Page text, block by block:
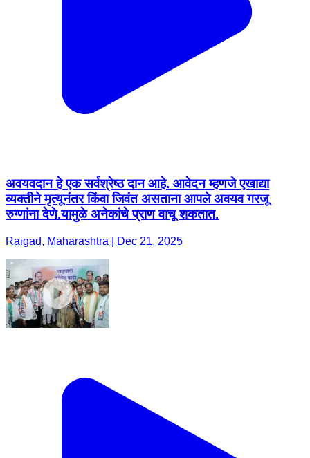
अवयवदान हे एक सर्वश्रेष्ठ दान आहे. आवेदन म्हणजे एखाद्या
व्यक्तीने मृत्यूनंतर किंवा जिवंत असताना आपले अवयव गरजू
रुग्णांना देणे.यामुळे अनेकांचे प्राण वाचू शकतात.
Raigad, Maharashtra | Dec 21, 2025